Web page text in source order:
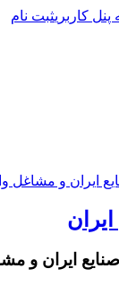
پنل کاربریثبت نام
ایران و